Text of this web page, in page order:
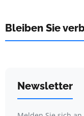
Bleiben Sie
Newsletter